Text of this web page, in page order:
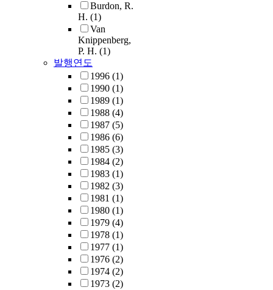
Burdon, R.
H. (1)
Van
Knippenberg,
P. H. (1)
발행연도
1996 (1)
1990 (1)
1989 (1)
1988 (4)
1987 (5)
1986 (6)
1985 (3)
1984 (2)
1983 (1)
1982 (3)
1981 (1)
1980 (1)
1979 (4)
1978 (1)
1977 (1)
1976 (2)
1974 (2)
1973 (2)